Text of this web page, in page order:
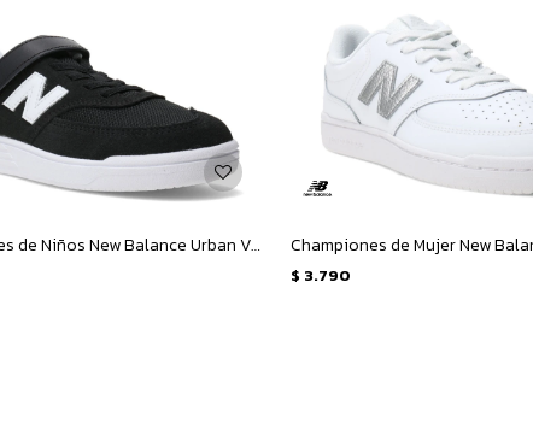
Championes de Niños New Balance Urban Velcro - Negro - Blanco
$ 3.790